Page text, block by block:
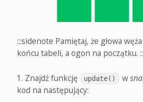
:::sidenote Pamiętaj, że głowa
końcu tabeli, a ogon na początku.
Znajdź funkcję update() w
kod na następujący: